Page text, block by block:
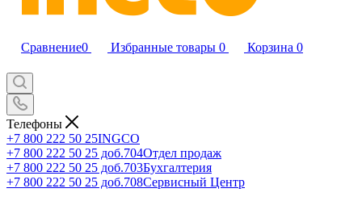
Сравнение0 Избранные товары 0 Корзина 0
Телефоны
+7 800 222 50 25INGCO
+7 800 222 50 25 доб.704Отдел продаж
+7 800 222 50 25 доб.703Бухгалтерия
+7 800 222 50 25 доб.708Сервисный Центр